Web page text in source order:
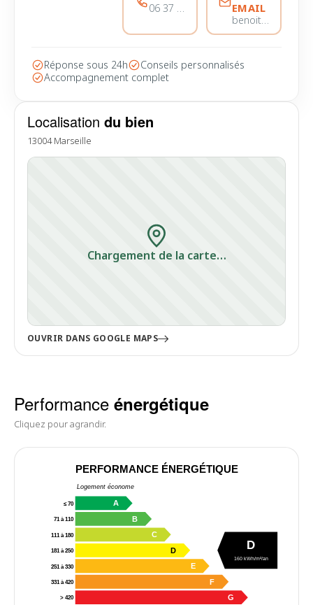
Localisation du bien
13004 Marseille
Chargement de la carte…
OUVRIR DANS GOOGLE MAPS
06 37 56 68 51
EMAIL
benoitmarinvicente@immobiliere-pujol.fr
Réponse sous 24h
Conseils personnalisés
Accompagnement complet
Performance énergétique
Cliquez pour agrandir.
PERFORMANCE ÉNERGÉTIQUE
Logement économe
≤ 70 A
71 à 110 B
111 à 180 C
181 à 250 D
251 à 330 E
331 à 420 F
> 420 G
D
160 kWh/m²/an